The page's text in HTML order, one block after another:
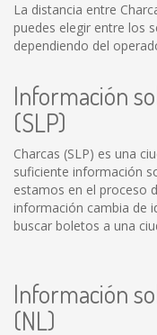
La distancia entre
puedes elegir entre los
dependiendo del
Información
(SLP)
Charcas (SLP) es una
suficiente información
estamos en el proceso
información cambia de
buscar boletos a una
Información
(NL)